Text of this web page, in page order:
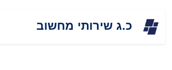
כ.ג שירותי מחשוב